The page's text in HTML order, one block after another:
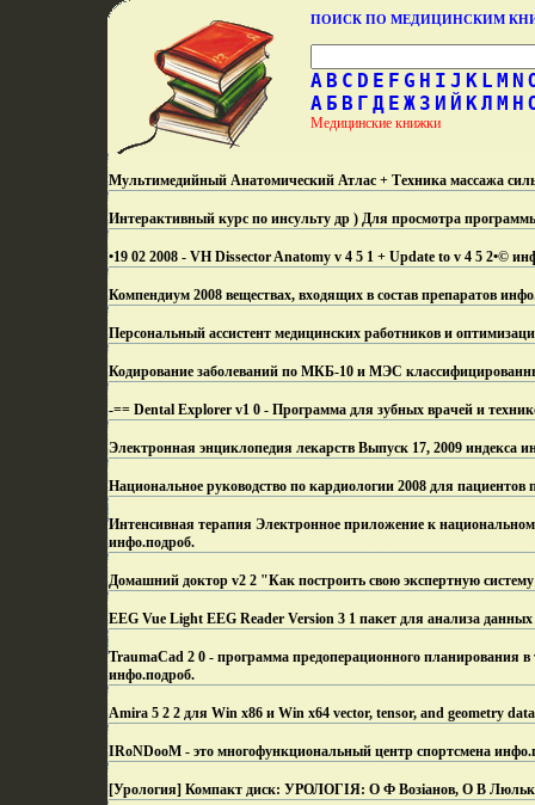
ПОИСК ПО МЕДИЦИНСКИМ
A B C D E F G H I J K L M N
А Б В Г Д Е Ж З И Й КЛ М Н
Медицинские книжки
Мультимедийный Анатомический Атлас + Техника массажа
Интерактивный курс по инсульту др ) Для просмотра
•19 02 2008 - VH Dissector Anatomy v 4 5 1 + Update to v 4 5 2•©
Компендиум 2008 веществах, входящих в состав препаратов
Персональный ассистент медицинских работников и
Кодирование заболеваний по МКБ-10 и МЭС
-== Dental Explorer v1 0 - Программа для зубных врачей и
Электронная энциклопедия лекарств Выпуск 17, 2009 индекса
Национальное руководство по кардиологии 2008 для пациентов
Интенсивная терапия Электронное приложение к
инфо.подроб.
Домашний доктор v2 2 "Как построить свою экспертную
EEG Vue Light EEG Reader Version 3 1 пакет для анализа
TraumaCad 2 0 - программа предоперационного планирования
инфо.подроб.
Amira 5 2 2 для Win x86 и Win x64 vector, tensor, and geometry
IRoNDooM - это многофункциональный центр спортсмена инфо.
[Урология] Компакт диск: УРОЛОГІЯ: О Ф Возіанов, О В